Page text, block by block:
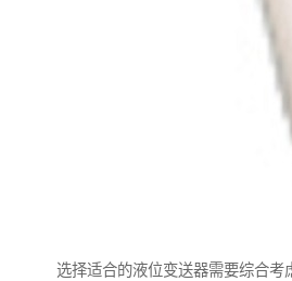
选择适合的液位变送器需要综合考